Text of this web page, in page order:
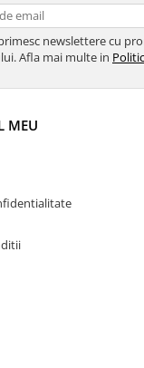
newslettere cu
Afla mai multe in
MEU